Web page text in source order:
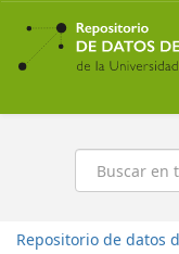
Ir
contenido
principal
Buscar
Repositorio de datos